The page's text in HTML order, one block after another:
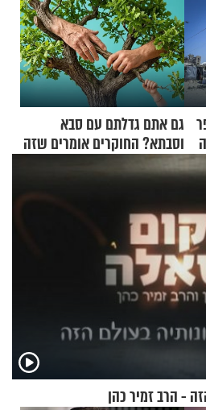
גם אתם גדלתם עם סבא
וסבתא? החוקרים אומרים שזה
מתכון מנצח
- הרב זמיר כהן